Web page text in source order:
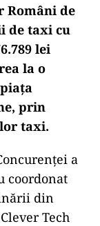
Români de
de taxi cu
lei
la o
prin
taxi.
a
coordonat
din
Tech